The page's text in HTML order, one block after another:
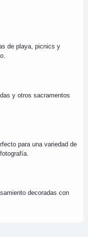
de playa, picnics y
y otros sacramentos
para una variedad de
decoradas con